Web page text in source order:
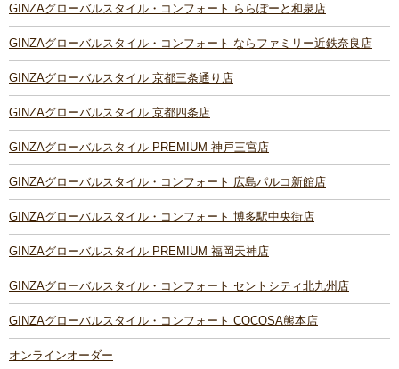
GINZAグローバルスタイル・コンフォート ららぽーと和泉店
GINZAグローバルスタイル・コンフォート ならファミリー近鉄奈良店
GINZAグローバルスタイル 京都三条通り店
GINZAグローバルスタイル 京都四条店
GINZAグローバルスタイル PREMIUM 神戸三宮店
GINZAグローバルスタイル・コンフォート 広島パルコ新館店
GINZAグローバルスタイル・コンフォート 博多駅中央街店
GINZAグローバルスタイル PREMIUM 福岡天神店
GINZAグローバルスタイル・コンフォート セントシティ北九州店
GINZAグローバルスタイル・コンフォート COCOSA熊本店
オンラインオーダー